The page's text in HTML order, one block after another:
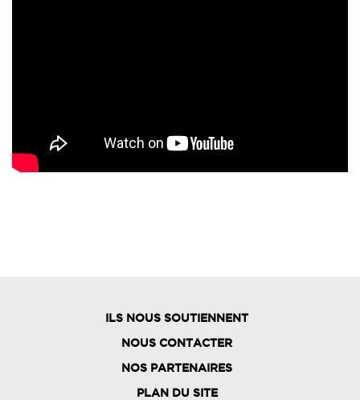
ILS NOUS SOUTIENNENT
NOUS CONTACTER
NOS PARTENAIRES
PLAN DU SITE